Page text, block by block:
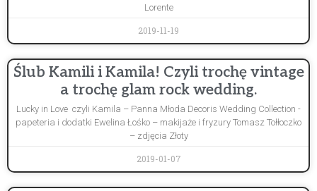
Lorente
2019-11-19
Ślub Kamili i Kamila! Czyli trochę vintage
a trochę glam rock wedding.
Lucky in Love czyli Kamila – Panna Młoda Decoris Wedding Collection -
papeteria i dodatki Ewelina Łośko – makijaże i fryzury Tomasz Tołłoczko
– zdjęcia Złoty
2019-01-07